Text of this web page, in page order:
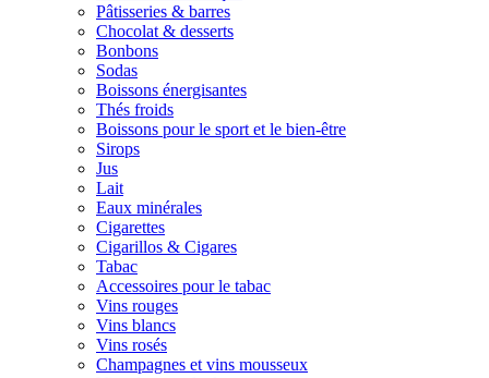
Pâtisseries & barres
Chocolat & desserts
Bonbons
Sodas
Boissons énergisantes
Thés froids
Boissons pour le sport et le bien-être
Sirops
Jus
Lait
Eaux minérales
Cigarettes
Cigarillos & Cigares
Tabac
Accessoires pour le tabac
Vins rouges
Vins blancs
Vins rosés
Champagnes et vins mousseux